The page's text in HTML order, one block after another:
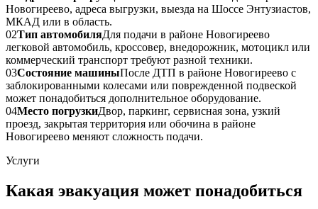
Новогиреево, адреса выгрузки, выезда на Шоссе Энтузиастов,
МКАД или в область.
02Тип автомобиляДля подачи в районе Новогиреево
легковой автомобиль, кроссовер, внедорожник, мотоцикл или
коммерческий транспорт требуют разной техники.
03Состояние машиныПосле ДТП в районе Новогиреево с
заблокированными колесами или поврежденной подвеской
может понадобиться дополнительное оборудование.
04Место погрузкиДвор, паркинг, сервисная зона, узкий
проезд, закрытая территория или обочина в районе
Новогиреево меняют сложность подачи.
Услуги
Какая эвакуация может понадобиться